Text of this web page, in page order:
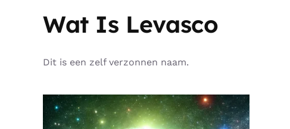
Wat Is Levasco
Dit is een zelf verzonnen naam.